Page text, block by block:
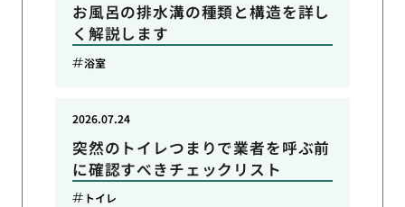
お風呂の排水溝の種類と構造を詳し
く解説します
浴室
突然のトイレつまりで業者を呼ぶ前
に確認すべきチェックリスト
2026.07.24
トイレ